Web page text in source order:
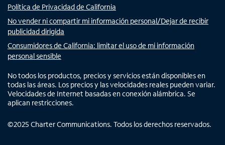
Política de Privacidad de California
No vender ni compartir mi información personal/Dejar de recibir
publicidad dirigida
Consumidores de California: limitar el uso de mi información
personal sensible
No todos los productos, precios y servicios están disponibles en
todas las áreas. Los precios y las velocidades reales pueden variar.
Velocidades de Internet basadas en conexión alámbrica. Se
aplican restricciones.
©2025 Charter Communications. Todos los derechos reservados.